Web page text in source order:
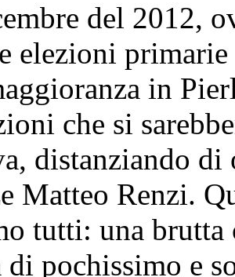
del 2012,
elezioni
in
che si
distanziando
Matteo Renzi.
tutti: una brutta
di pochissimo e